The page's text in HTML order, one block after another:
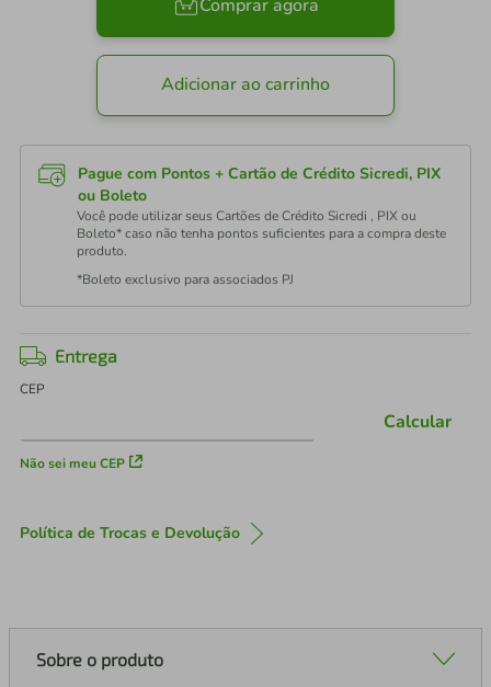
Comprar agora
Adicionar ao carrinho
Pague com Pontos + Cartão de Crédito Sicredi, PIX
ou Boleto
Você pode utilizar seus Cartões de Crédito Sicredi , PIX ou
Boleto* caso não tenha pontos suficientes para a compra deste
produto.
*Boleto exclusivo para associados PJ
Entrega
CEP
Não sei meu CEP
Calcular
Política de Trocas e Devolução
Sobre o produto